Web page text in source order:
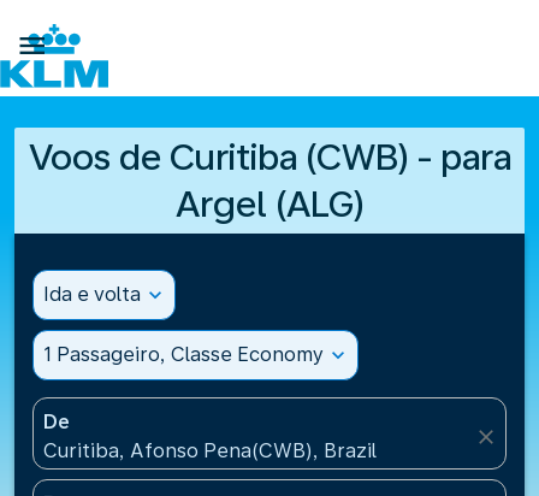

Voos de Curitiba (CWB) - para
Argel (ALG)
Ida e volta expand_more
1 Passageiro, Classe Economy expand_more
De
Curitiba, Afonso Pena(CWB), Brazil
close